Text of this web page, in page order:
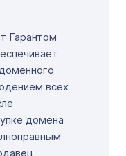
Гарантом
всех
домена